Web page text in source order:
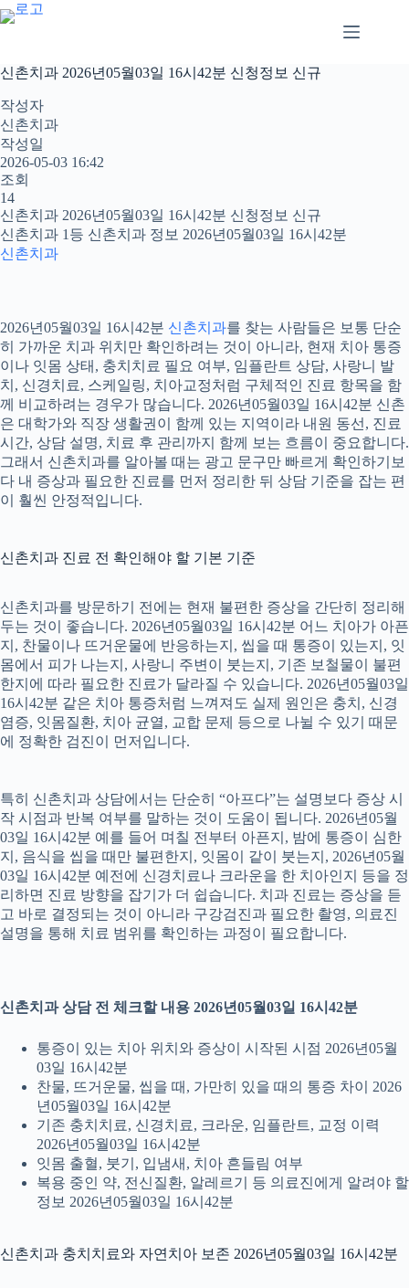
본
문
로
건
너
뛰
기
신촌치과 2026년05월03일 16시42분 신청정보 신규
작성자
신촌치과
작성일
2026-05-03 16:42
조회
14
신촌치과 2026년05월03일 16시42분 신청정보 신규
신촌치과 1등 신촌치과 정보 2026년05월03일 16시42분
신촌치과
2026년05월03일 16시42분 신촌치과를 찾는 사람들은 보통 단순
히 가까운 치과 위치만 확인하려는 것이 아니라, 현재 치아 통증
이나 잇몸 상태, 충치치료 필요 여부, 임플란트 상담, 사랑니 발
치, 신경치료, 스케일링, 치아교정처럼 구체적인 진료 항목을 함
께 비교하려는 경우가 많습니다. 2026년05월03일 16시42분 신촌
은 대학가와 직장 생활권이 함께 있는 지역이라 내원 동선, 진료
시간, 상담 설명, 치료 후 관리까지 함께 보는 흐름이 중요합니다.
그래서 신촌치과를 알아볼 때는 광고 문구만 빠르게 확인하기보
다 내 증상과 필요한 진료를 먼저 정리한 뒤 상담 기준을 잡는 편
이 훨씬 안정적입니다.
신촌치과 진료 전 확인해야 할 기본 기준
신촌치과를 방문하기 전에는 현재 불편한 증상을 간단히 정리해
두는 것이 좋습니다. 2026년05월03일 16시42분 어느 치아가 아픈
지, 찬물이나 뜨거운물에 반응하는지, 씹을 때 통증이 있는지, 잇
몸에서 피가 나는지, 사랑니 주변이 붓는지, 기존 보철물이 불편
한지에 따라 필요한 진료가 달라질 수 있습니다. 2026년05월03일
16시42분 같은 치아 통증처럼 느껴져도 실제 원인은 충치, 신경
염증, 잇몸질환, 치아 균열, 교합 문제 등으로 나뉠 수 있기 때문
에 정확한 검진이 먼저입니다.
특히 신촌치과 상담에서는 단순히 “아프다”는 설명보다 증상 시
작 시점과 반복 여부를 말하는 것이 도움이 됩니다. 2026년05월
03일 16시42분 예를 들어 며칠 전부터 아픈지, 밤에 통증이 심한
지, 음식을 씹을 때만 불편한지, 잇몸이 같이 붓는지, 2026년05월
03일 16시42분 예전에 신경치료나 크라운을 한 치아인지 등을 정
리하면 진료 방향을 잡기가 더 쉽습니다. 치과 진료는 증상을 듣
고 바로 결정되는 것이 아니라 구강검진과 필요한 촬영, 의료진
설명을 통해 치료 범위를 확인하는 과정이 필요합니다.
신촌치과 상담 전 체크할 내용 2026년05월03일 16시42분
통증이 있는 치아 위치와 증상이 시작된 시점 2026년05월
03일 16시42분
찬물, 뜨거운물, 씹을 때, 가만히 있을 때의 통증 차이 2026
년05월03일 16시42분
기존 충치치료, 신경치료, 크라운, 임플란트, 교정 이력
2026년05월03일 16시42분
잇몸 출혈, 붓기, 입냄새, 치아 흔들림 여부
복용 중인 약, 전신질환, 알레르기 등 의료진에게 알려야 할
정보 2026년05월03일 16시42분
신촌치과 충치치료와 자연치아 보존 2026년05월03일 16시42분